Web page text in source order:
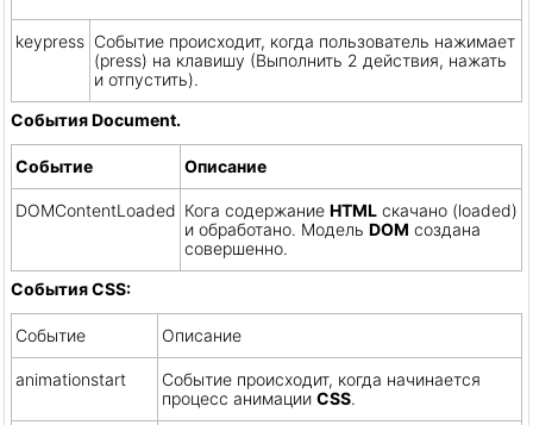
keypress Событие происходит, когда пользователь нажимает
(press) на клавишу (Выполнить 2 действия, нажать
и отпустить).
События Document.
Событие Описание
DOMContentLoaded Кога содержание HTML скачано (loaded)
и обработано. Модель DOM создана
совершенно.
События CSS:
Событие Описание
animationstart
Событие происходит, когда начинается
процесс анимации CSS.